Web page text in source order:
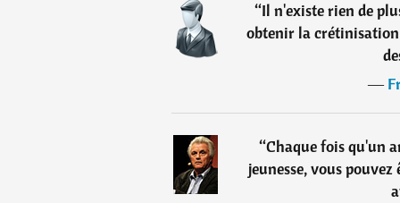
“Il n'existe rien de
obtenir la crétinisation
―
“Chaque fois qu'un
jeunesse, vous